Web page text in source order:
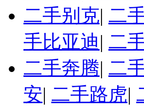
二手别克| 二
手比亚迪| 二
二手奔腾| 二
安| 二手路虎|